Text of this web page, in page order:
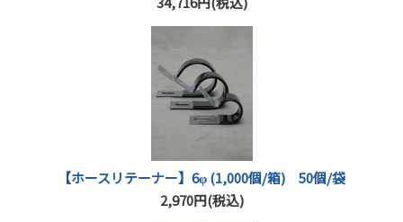
【ホースリテーナー】6φ (1,000個/箱) 50個/袋
2,970円(税込)